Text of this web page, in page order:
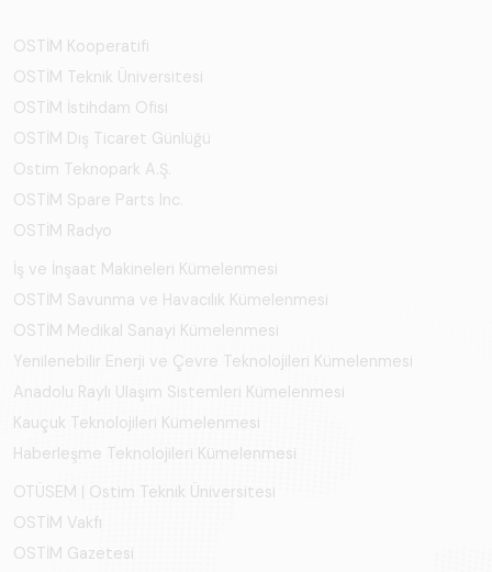
OSTİM Kooperatifi
OSTİM Teknik Üniversitesi
OSTİM İstihdam Ofisi
OSTİM Dış Ticaret Günlüğü
Ostim Teknopark A.Ş.
OSTİM Spare Parts Inc.
OSTİM Radyo
İş ve İnşaat Makineleri Kümelenmesi
OSTİM Savunma ve Havacılık Kümelenmesi
OSTİM Medikal Sanayi Kümelenmesi
Yenilenebilir Enerji ve Çevre Teknolojileri Kümelenmesi
Anadolu Raylı Ulaşım Sistemleri Kümelenmesi
Kauçuk Teknolojileri Kümelenmesi
Haberleşme Teknolojileri Kümelenmesi
OTÜSEM | Ostim Teknik Üniversitesi
OSTİM Vakfı
OSTİM Gazetesi